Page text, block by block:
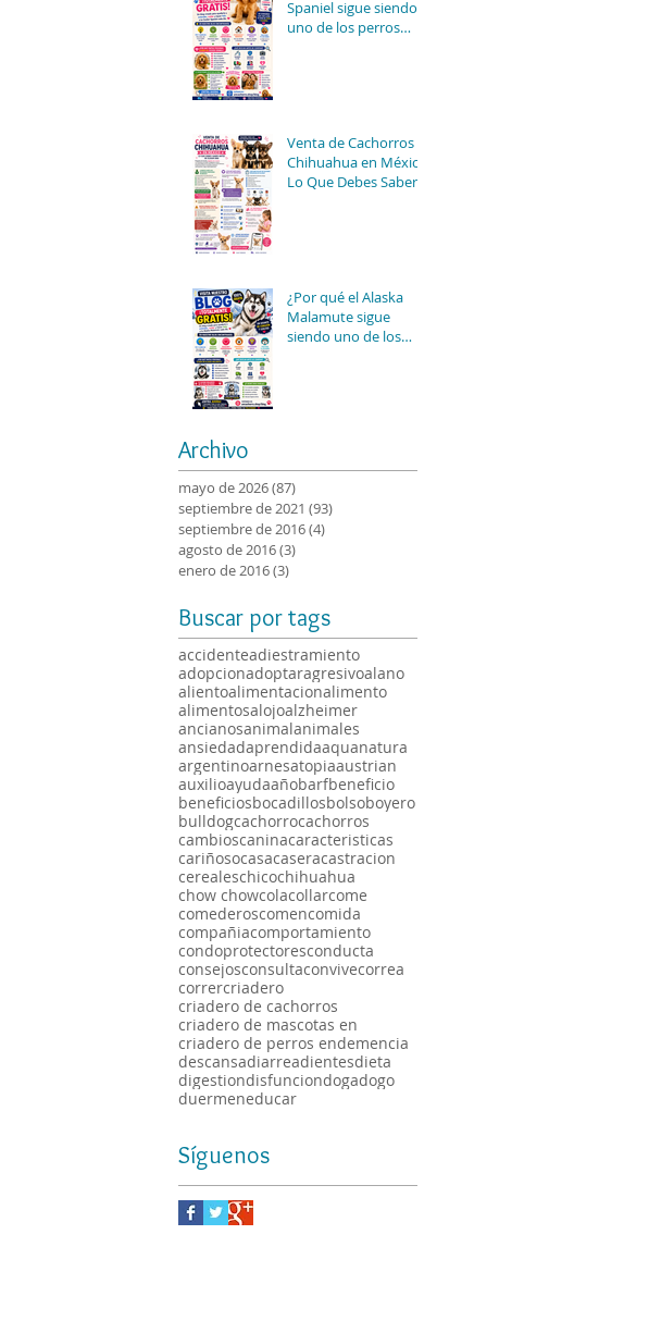
Spaniel sigue siendo
uno de los perros
Venta de Cachorros
Chihuahua en México:
Lo Que Debes Saber
¿Por qué el Alaska
Malamute sigue
siendo uno de los
Archivo
mayo de 2026(87)
septiembre de 2021 (93)
septiembre de 2016(4)
agosto de 2016(3)
enero de 2016(3)
Buscar por tags
accidenteadiestramiento
adopcionadoptaragresivoalano
alientoalimentacionalimento
alimentosalojoalzheimer
ancianosanimalanimales
ansiedadaprendidaaquanatura
argentinoarnesatopiaaustrian
auxilioayudaañobarfbeneficio
beneficiosbocadillosbolsoboyero
bulldogcachorrocachorros
cambioscaninacaracteristicas
cariñosocasacaseracastracion
cerealeschicochihuahua
chow chowcolacollarcome
comederoscomencomida
compañiacomportamiento
condoprotectoresconducta
consejosconsultaconvivecorrea
corrercriadero
criadero de cachorros
criadero de mascotas en
criadero de perros endemencia
descansadiarreadientesdieta
digestiondisfunciondogadogo
duermeneducar
Síguenos